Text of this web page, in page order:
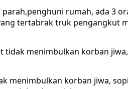
rumah, ada 3
tertabrak truk pengangkut
tidak menimbulkan korban
menimbulkan korban jiwa,